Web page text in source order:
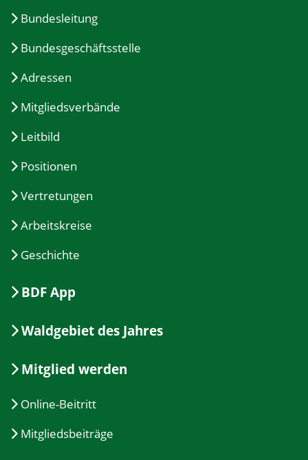
Bundesleitung
Bundesgeschäftsstelle
Adressen
Mitgliedsverbände
Leitbild
Positionen
Vertretungen
Arbeitskreise
Geschichte
BDF App
Waldgebiet des Jahres
Mitglied werden
Online-Beitritt
Mitgliedsbeiträge